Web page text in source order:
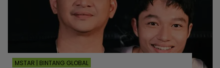
MSTAR | BINTANG GLOBAL